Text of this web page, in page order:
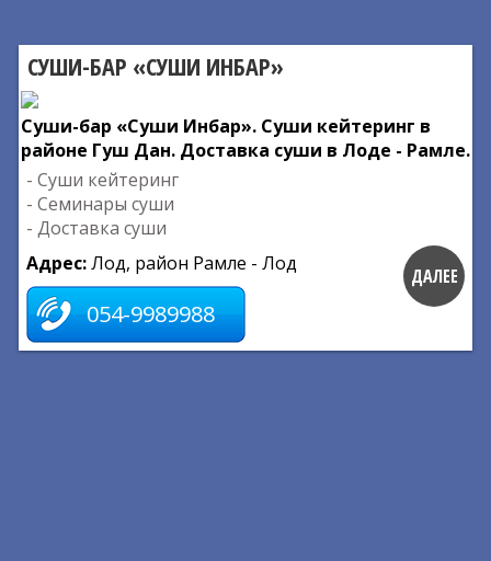
СУШИ-БАР «СУШИ ИНБАР»
Суши-бар «Суши Инбар». Суши кейтеринг в
районе Гуш Дан. Доставка суши в Лоде - Рамле.
- Суши кейтеринг
- Семинары суши
- Доставка суши
Адрес:Лод, район Рамле - Лод
054-9989988
ДАЛЕЕ